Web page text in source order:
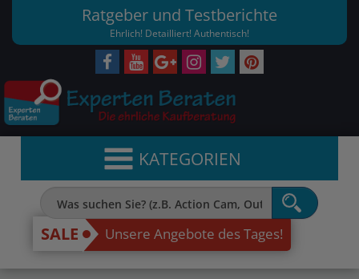
Ratgeber und Testberichte
Ehrlich! Detailliert! Authentisch!
KATEGORIEN
SALE Unsere Angebote des Tages!